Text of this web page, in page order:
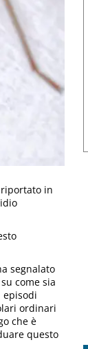
riportato in
segnalato
come sia
episodi
ordinari
che è
questo